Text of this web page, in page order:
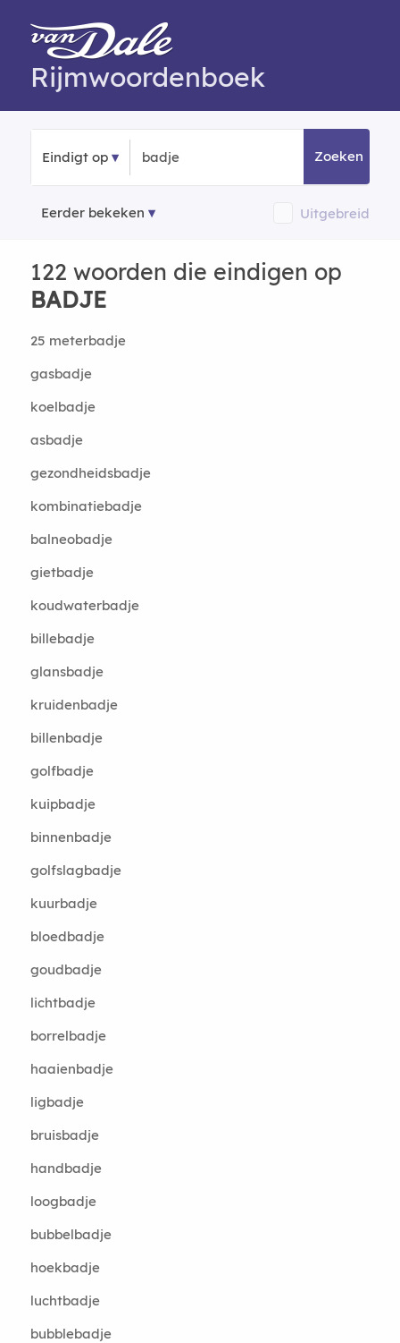
Rijmwoordenboek
Eindigt op Zoeken
Eerder bekeken Uitgebreid
122 woorden die eindigen op
BADJE
25 meterbadje
gasbadje
koelbadje
asbadje
gezondheidsbadje
kombinatiebadje
balneobadje
gietbadje
koudwaterbadje
billebadje
glansbadje
kruidenbadje
billenbadje
golfbadje
kuipbadje
binnenbadje
golfslagbadje
kuurbadje
bloedbadje
goudbadje
lichtbadje
borrelbadje
haaienbadje
ligbadje
bruisbadje
handbadje
loogbadje
bubbelbadje
hoekbadje
luchtbadje
bubblebadje